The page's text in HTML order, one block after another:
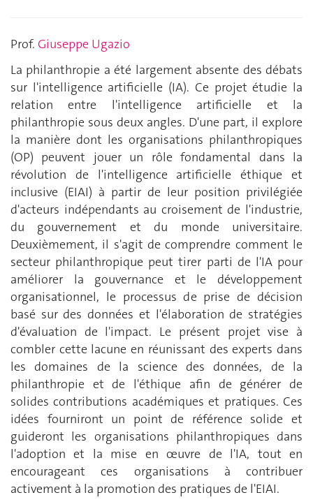
Prof. Giuseppe Ugazio
La philanthropie a été largement absente des débats
sur l'intelligence artificielle (IA). Ce projet étudie la
relation entre l'intelligence artificielle et la
philanthropie sous deux angles. D'une part, il explore
la manière dont les organisations philanthropiques
(OP) peuvent jouer un rôle fondamental dans la
révolution de l'intelligence artificielle éthique et
inclusive (EIAI) à partir de leur position privilégiée
d'acteurs indépendants au croisement de l'industrie,
du gouvernement et du monde universitaire.
Deuxièmement, il s'agit de comprendre comment le
secteur philanthropique peut tirer parti de l'IA pour
améliorer la gouvernance et le développement
organisationnel, le processus de prise de décision
basé sur des données et l'élaboration de stratégies
d'évaluation de l'impact. Le présent projet vise à
combler cette lacune en réunissant des experts dans
les domaines de la science des données, de la
philanthropie et de l'éthique afin de générer de
solides contributions académiques et pratiques. Ces
idées fourniront un point de référence solide et
guideront les organisations philanthropiques dans
l'adoption et la mise en œuvre de l'IA, tout en
encourageant ces organisations à contribuer
activement à la promotion des pratiques de l'EIAI.